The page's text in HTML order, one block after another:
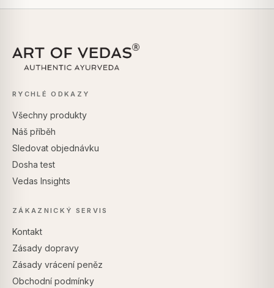
RYCHLÉ ODKAZY
Všechny produkty
Náš příběh
Sledovat objednávku
Dosha test
Vedas Insights
ZÁKAZNICKÝ SERVIS
Kontakt
Zásady dopravy
Zásady vrácení peněz
Obchodní podmínky